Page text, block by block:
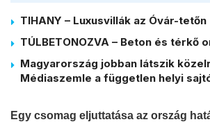
TIHANY – Luxusvillák az Óvár-tetőn
TÚLBETONOZVA – Beton és térkő
Magyarország jobban látszik
Médiaszemle a független helyi
Egy csomag eljuttatása az ország